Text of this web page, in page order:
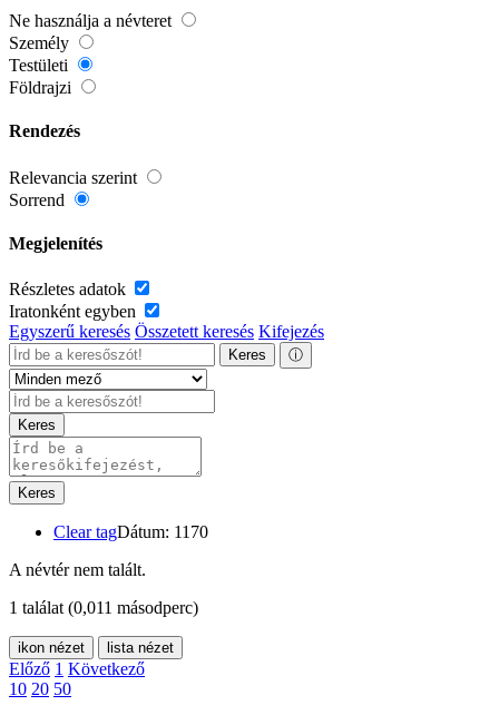
Ne használja a névteret
Személy
Testületi
Földrajzi
Rendezés
Relevancia szerint
Sorrend
Megjelenítés
Részletes adatok
Iratonként egyben
Egyszerű keresés Összetett keresés Kifejezés
Keres ⓘ
Keres
Keres
Clear tagDátum: 1170
A névtér nem talált.
1 találat (0,011 másodperc)
ikon nézet lista nézet
Előző 1 Következő
10 20 50